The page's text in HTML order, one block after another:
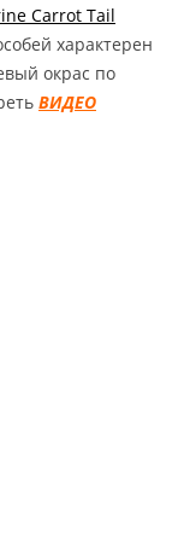
Carrot Tail
характерен
окрас по
ВИДЕО